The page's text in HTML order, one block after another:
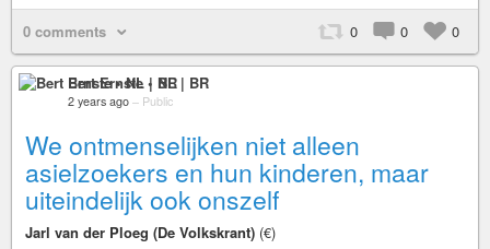
0 comments 0 0 0
Bert Ernste • NL | BR
2 years ago – Public
We ontmenselijken niet alleen
asielzoekers en hun kinderen, maar
uiteindelijk ook onszelf
Jarl van der Ploeg (De Volkskrant) (€)